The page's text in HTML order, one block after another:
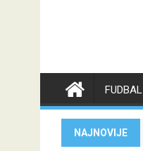
FUDBAL
NAJNOVIJE